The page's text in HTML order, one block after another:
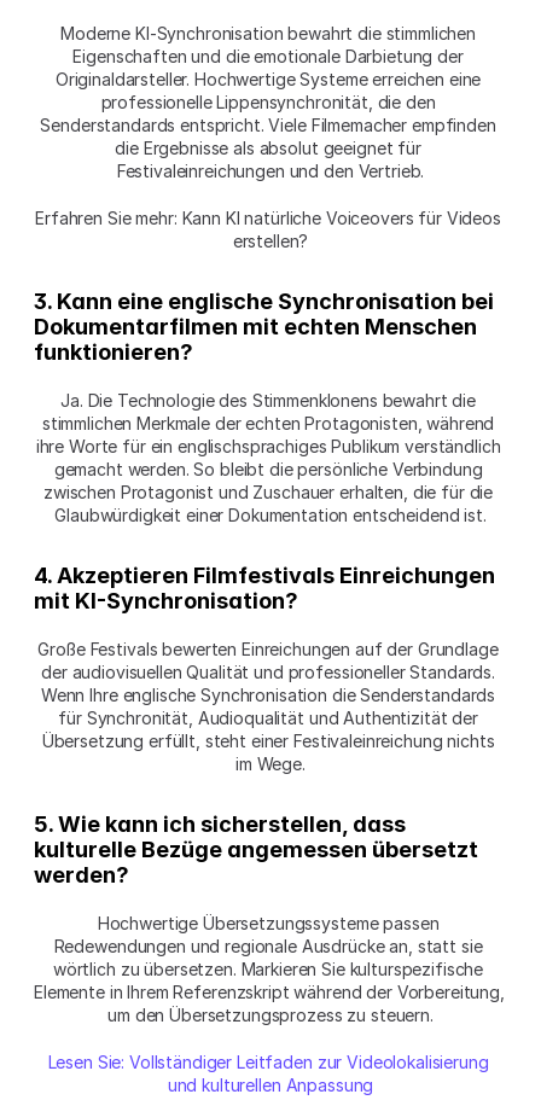
Moderne KI-Synchronisation bewahrt die stimmlichen
Eigenschaften und die emotionale Darbietung der
Originaldarsteller. Hochwertige Systeme erreichen eine
professionelle Lippensynchronität, die den
Senderstandards entspricht. Viele Filmemacher empfinden
die Ergebnisse als absolut geeignet für
Festivaleinreichungen und den Vertrieb.
Erfahren Sie mehr: Kann KI natürliche Voiceovers für Videos
erstellen?
3. Kann eine englische Synchronisation bei
Dokumentarfilmen mit echten Menschen
funktionieren?
Ja. Die Technologie des Stimmenklonens bewahrt die
stimmlichen Merkmale der echten Protagonisten, während
ihre Worte für ein englischsprachiges Publikum verständlich
gemacht werden. So bleibt die persönliche Verbindung
zwischen Protagonist und Zuschauer erhalten, die für die
Glaubwürdigkeit einer Dokumentation entscheidend ist.
4. Akzeptieren Filmfestivals Einreichungen
mit KI-Synchronisation?
Große Festivals bewerten Einreichungen auf der Grundlage
der audiovisuellen Qualität und professioneller Standards.
Wenn Ihre englische Synchronisation die Senderstandards
für Synchronität, Audioqualität und Authentizität der
Übersetzung erfüllt, steht einer Festivaleinreichung nichts
im Wege.
5. Wie kann ich sicherstellen, dass
kulturelle Bezüge angemessen übersetzt
werden?
Hochwertige Übersetzungssysteme passen
Redewendungen und regionale Ausdrücke an, statt sie
wörtlich zu übersetzen. Markieren Sie kulturspezifische
Elemente in Ihrem Referenzskript während der Vorbereitung,
um den Übersetzungsprozess zu steuern.
Lesen Sie: Vollständiger Leitfaden zur Videolokalisierung
und kulturellen Anpassung